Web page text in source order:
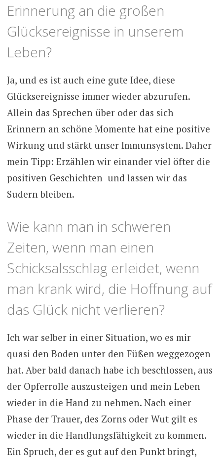
Erinnerung an die großen
Glücksereignisse in unserem
Leben?
Ja, und es ist auch eine gute Idee, diese
Glücksereignisse immer wieder abzurufen.
Allein das Sprechen über oder das sich
Erinnern an schöne Momente hat eine positive
Wirkung und stärkt unser Immunsystem. Daher
mein Tipp: Erzählen wir einander viel öfter die
positiven Geschichten und lassen wir das
Sudern bleiben.
Wie kann man in schweren
Zeiten, wenn man einen
Schicksalsschlag erleidet, wenn
man krank wird, die Hoffnung auf
das Glück nicht verlieren?
Ich war selber in einer Situation, wo es mir
quasi den Boden unter den Füßen weggezogen
hat. Aber bald danach habe ich beschlossen, aus
der Opferrolle auszusteigen und mein Leben
wieder in die Hand zu nehmen. Nach einer
Phase der Trauer, des Zorns oder Wut gilt es
wieder in die Handlungsfähigkeit zu kommen.
Ein Spruch, der es gut auf den Punkt bringt,